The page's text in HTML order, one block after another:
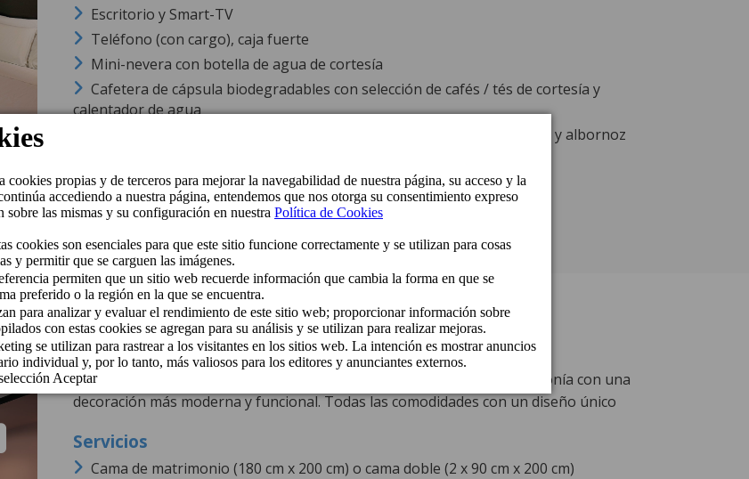
Escritorio y Smart-TV
Teléfono (con cargo), caja fuerte
Mini-nevera con botella de agua de cortesía
Cafetera de cápsula biodegradables con selección de cafés / tés de cortesía y
calentador de agua
Baño completo con ducha de efecto lluvia, secador de pelo, amenities y albornoz
Ocupación máxima: 2 personas
Habitación Classic
Espaciosa habitación de 19 m² que mantiene su sabor histórico en armonía con una
decoración más moderna y funcional. Todas las comodidades con un diseño único
Cama de matrimonio (180 cm x 200 cm) o cama doble (2 x 90 cm x 200 cm)